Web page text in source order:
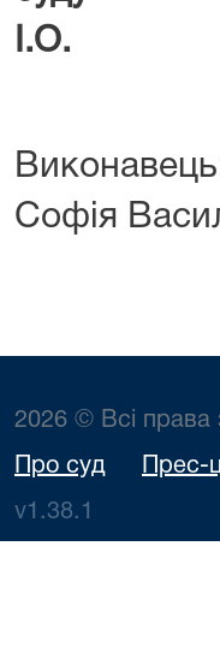
І.О.
Софія
2026 © Всі права
Про суд Прес-
v1.38.1